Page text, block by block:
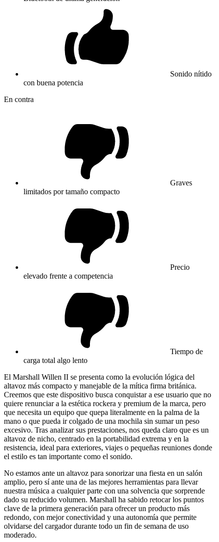
Sonido nítido
con buena potencia
En contra
Graves
limitados por tamaño compacto
Precio
elevado frente a competencia
Tiempo de
carga total algo lento
El Marshall Willen II se presenta como la evolución lógica del
altavoz más compacto y manejable de la mítica firma británica.
Creemos que este dispositivo busca conquistar a ese usuario que no
quiere renunciar a la estética rockera y premium de la marca, pero
que necesita un equipo que quepa literalmente en la palma de la
mano o que pueda ir colgado de una mochila sin sumar un peso
excesivo. Tras analizar sus prestaciones, nos queda claro que es un
altavoz de nicho, centrado en la portabilidad extrema y en la
resistencia, ideal para exteriores, viajes o pequeñas reuniones donde
el estilo es tan importante como el sonido.
No estamos ante un altavoz para sonorizar una fiesta en un salón
amplio, pero sí ante una de las mejores herramientas para llevar
nuestra música a cualquier parte con una solvencia que sorprende
dado su reducido volumen. Marshall ha sabido retocar los puntos
clave de la primera generación para ofrecer un producto más
redondo, con mejor conectividad y una autonomía que permite
olvidarse del cargador durante todo un fin de semana de uso
moderado.